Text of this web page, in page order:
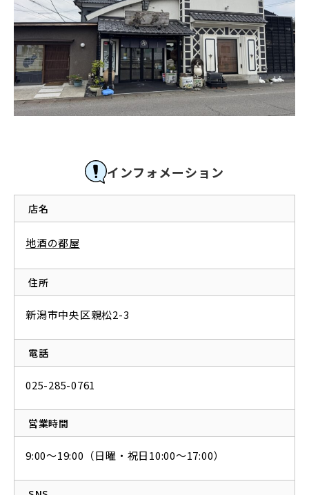
インフォメーション
店名
地酒の都屋
住所
新潟市中央区親松2-3
電話
025-285-0761
営業時間
9:00～19:00（日曜・祝日10:00〜17:00）